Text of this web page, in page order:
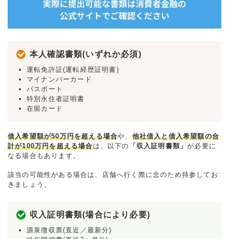
本人確認書類(いずれか必須)
運転免許証(運転経歴証明書)
マイナンバーカード
パスポート
特別永住者証明書
在留カード
借入希望額が50万円を超える場合や、 他社借入と借入希望額の合
計が100万円を超える場合は、以下の 「収入証明書類」が必要に
なる場合もあります。
該当の可能性がある場合は、店舗へ行く際に念のため持参してお
きましょう。
収入証明書類(場合により必要)
源泉徴収票(直近／最新分)